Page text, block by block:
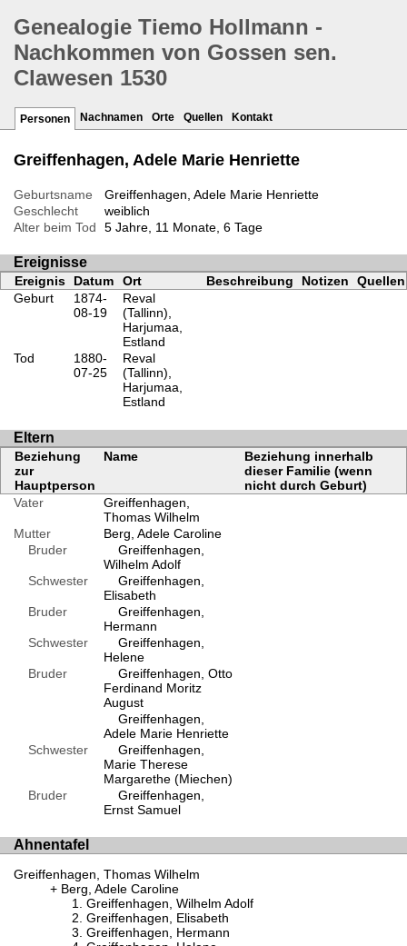
Genealogie Tiemo Hollmann -
Nachkommen von Gossen sen.
Clawesen 1530
Personen Nachnamen Orte Quellen Kontakt
Greiffenhagen, Adele Marie Henriette
Geburtsname
Greiffenhagen, Adele Marie Henriette
Geschlecht
weiblich
Alter beim Tod
5 Jahre, 11 Monate, 6 Tage
Ereignisse
Ereignis Datum Ort Beschreibung Notizen
Quellen
Geburt
1874-
08-19
Reval
(Tallinn),
Harjumaa,
Estland
Tod
1880-
07-25
Reval
(Tallinn),
Harjumaa,
Estland
Eltern
Beziehung
zur
Hauptperson
Name
Beziehung innerhalb
dieser Familie (wenn
nicht durch Geburt)
Vater
Greiffenhagen,
Thomas Wilhelm
Mutter
Berg, Adele Caroline
Bruder
Greiffenhagen,
Wilhelm Adolf
Schwester
Greiffenhagen,
Elisabeth
Bruder
Greiffenhagen,
Hermann
Schwester
Greiffenhagen,
Helene
Bruder
Greiffenhagen, Otto
Ferdinand Moritz
August
Greiffenhagen,
Adele Marie Henriette
Schwester
Greiffenhagen,
Marie Therese
Margarethe (Miechen)
Bruder
Greiffenhagen,
Ernst Samuel
Ahnentafel
Greiffenhagen, Thomas Wilhelm
Berg, Adele Caroline
Greiffenhagen, Wilhelm Adolf
Greiffenhagen, Elisabeth
Greiffenhagen, Hermann